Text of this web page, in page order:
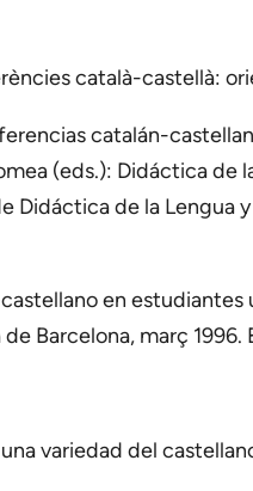
català-castellà:
catalán-
(eds.): Didáctica
Didáctica de la
en
Barcelona, març
variedad del